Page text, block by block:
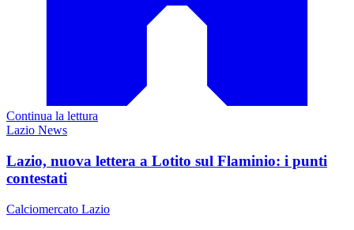
Continua la lettura
Lazio News
Lazio, nuova lettera a Lotito sul Flaminio: i punti
contestati
Calciomercato Lazio